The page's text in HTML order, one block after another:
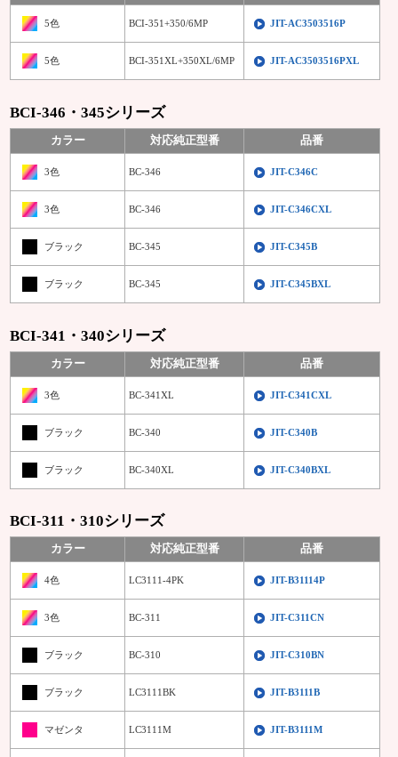
5色 BCI-351+350/6MP JIT-AC3503516P
5色 BCI-351XL+350XL/6MP JIT-AC3503516PXL
BCI-346・345シリーズ
カラー 対応純正型番 品番
3色 BC-346 JIT-C346C
3色 BC-346 JIT-C346CXL
ブラック BC-345 JIT-C345B
ブラック BC-345 JIT-C345BXL
BCI-341・340シリーズ
カラー 対応純正型番 品番
3色 BC-341XL JIT-C341CXL
ブラック BC-340 JIT-C340B
ブラック BC-340XL JIT-C340BXL
BCI-311・310シリーズ
カラー 対応純正型番 品番
4色 LC3111-4PK JIT-B31114P
3色 BC-311 JIT-C311CN
ブラック BC-310 JIT-C310BN
ブラック LC3111BK JIT-B3111B
マゼンタ LC3111M JIT-B3111M